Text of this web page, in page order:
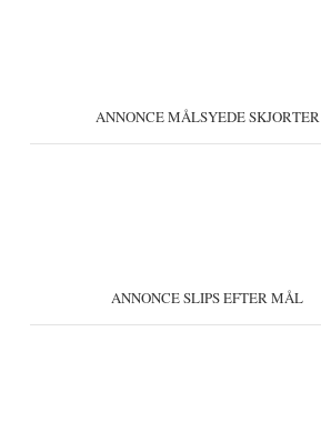
ANNONCE MÅLSYEDE SKJORTER
ANNONCE SLIPS EFTER MÅL